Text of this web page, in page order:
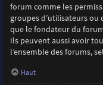
forum comme les
groupes d’utilisateurs ou
que le fondateur du
Ils peuvent aussi avoir
l’ensemble des forums,
Haut